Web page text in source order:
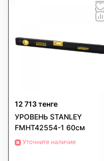
12 713 тенге
УРОВЕНЬ STANLEY
FMHT42554-1 60см
Уточните наличие